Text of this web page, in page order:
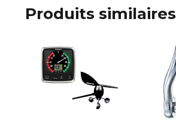
Produits similaires